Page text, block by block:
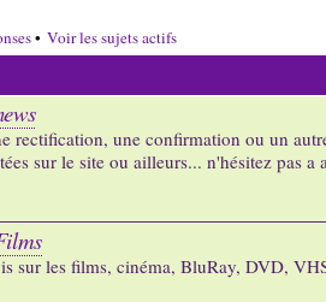
• Voir les sujets actifs
rectification, une confirmation ou un
sur le site ou ailleurs... n'hésitez pas a
sur les films, cinéma, BluRay, DVD,